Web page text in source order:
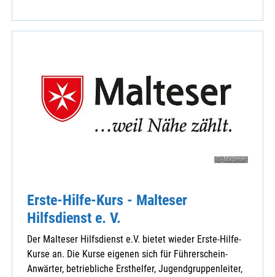
© Malteser
Erste-Hilfe-Kurs - Malteser
Hilfsdienst e. V.
Der Malteser Hilfsdienst e.V. bietet wieder Erste-Hilfe-
Kurse an. Die Kurse eigenen sich für Führerschein-
Anwärter, betriebliche Ersthelfer, Jugendgruppenleiter,